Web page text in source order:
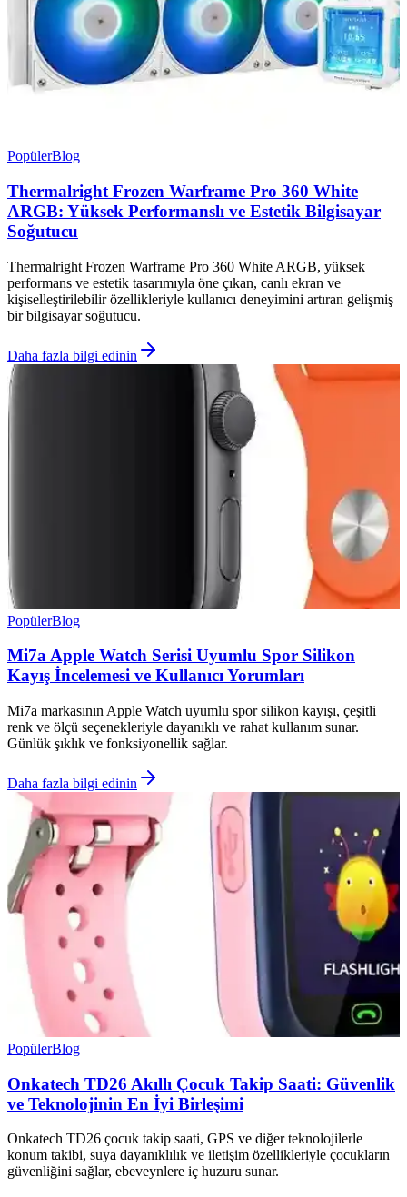
PopülerBlog
Thermalright Frozen Warframe Pro 360 White
ARGB: Yüksek Performanslı ve Estetik Bilgisayar
Soğutucu
Thermalright Frozen Warframe Pro 360 White ARGB, yüksek
performans ve estetik tasarımıyla öne çıkan, canlı ekran ve
kişiselleştirilebilir özellikleriyle kullanıcı deneyimini artıran gelişmiş
bir bilgisayar soğutucu.
Daha fazla bilgi edinin
PopülerBlog
Mi7a Apple Watch Serisi Uyumlu Spor Silikon
Kayış İncelemesi ve Kullanıcı Yorumları
Mi7a markasının Apple Watch uyumlu spor silikon kayışı, çeşitli
renk ve ölçü seçenekleriyle dayanıklı ve rahat kullanım sunar.
Günlük şıklık ve fonksiyonellik sağlar.
Daha fazla bilgi edinin
PopülerBlog
Onkatech TD26 Akıllı Çocuk Takip Saati: Güvenlik
ve Teknolojinin En İyi Birleşimi
Onkatech TD26 çocuk takip saati, GPS ve diğer teknolojilerle
konum takibi, suya dayanıklılık ve iletişim özellikleriyle çocukların
güvenliğini sağlar, ebeveynlere iç huzuru sunar.